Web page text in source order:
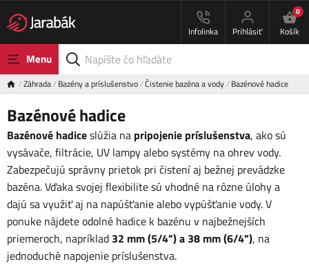
Infolinka Prihlásiť
0
Košík
Menu
Záhrada Bazény a príslušenstvo Čistenie bazéna a vody Bazénové hadice
Bazénové hadice
Bazénové hadiceslúžia na pripojenie príslušenstva, ako sú
vysávače, filtrácie, UV lampy alebo systémy na ohrev vody.
Zabezpečujú správny prietok pri čistení aj bežnej prevádzke
bazéna. Vďaka svojej flexibilite sú vhodné na rôzne úlohy a
dajú sa využiť aj na napúšťanie alebo vypúšťanie vody. V
ponuke nájdete odolné hadice k bazénu v najbežnejších
priemeroch, napríklad 32 mm (5/4") a 38 mm (6/4"), na
jednoduché napojenie príslušenstva.